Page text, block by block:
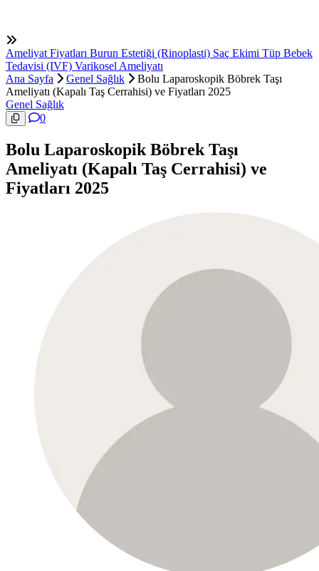
Ameliyat Fiyatları Burun Estetiği (Rinoplasti) Saç Ekimi Tüp Bebek
Tedavisi (IVF) Varikosel Ameliyatı
Ana Sayfa
Genel Sağlık
Bolu Laparoskopik Böbrek Taşı
Ameliyatı (Kapalı Taş Cerrahisi) ve Fiyatları 2025
Genel Sağlık
0
Bolu Laparoskopik Böbrek Taşı
Ameliyatı (Kapalı Taş Cerrahisi) ve
Fiyatları 2025